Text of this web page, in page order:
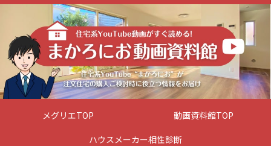
メグリエTOP
動画資料館TOP
ハウスメーカー相性診断